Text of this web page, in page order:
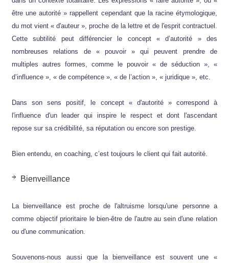
être une autorité » rappellent cependant que la racine étymologique,
du mot vient « d'auteur », proche de la lettre et de l'esprit contractuel.
Cette subtilité peut différencier le concept « d’autorité » des
nombreuses relations de « pouvoir » qui peuvent prendre de
multiples autres formes, comme le pouvoir « de séduction », «
d’influence », « de compétence », « de l’action », « juridique », etc.
Dans son sens positif, le concept « d'autorité » correspond à
l'influence d'un leader qui inspire le respect et dont l'ascendant
repose sur sa crédibilité, sa réputation ou encore son prestige.
Bien entendu, en coaching, c’est toujours le client qui fait autorité.
Bienveillance
La bienveillance est proche de l'altruisme lorsqu'une personne a
comme objectif prioritaire le bien-être de l'autre au sein d'une relation
ou d'une communication.
Souvenons-nous aussi que la bienveillance est souvent une «